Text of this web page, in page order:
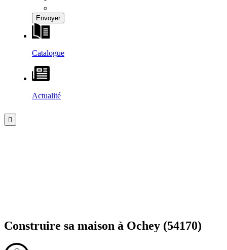
Catalogue
Actualité
Construire sa maison à Ochey (54170)